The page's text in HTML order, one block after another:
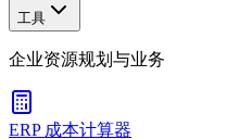
工具
企业资源规划与业务
ERP 成本计算器